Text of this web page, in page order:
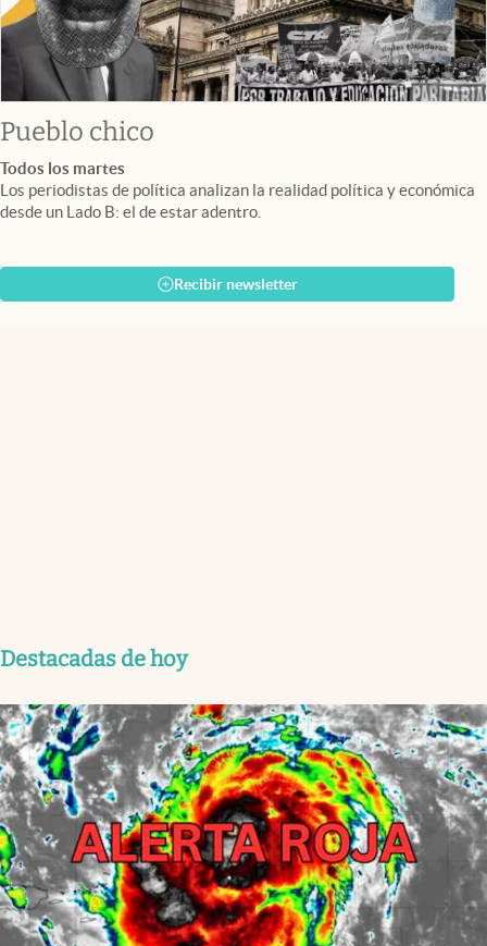
Pueblo chico
Todos los martes
Los periodistas de política analizan la realidad política y económica
desde un Lado B: el de estar adentro.
Recibir newsletter
Destacadas de hoy